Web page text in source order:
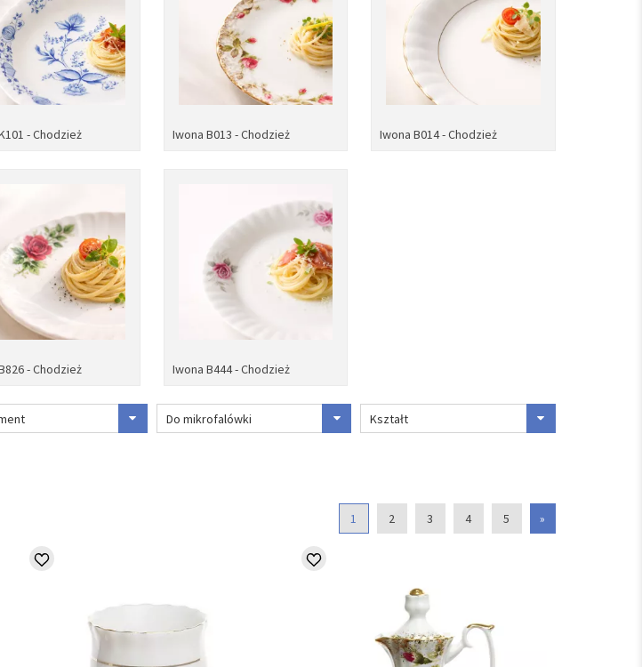
- Chodzież Iwona B013 - Chodzież Iwona B014 - Chodzież
- Chodzież Iwona B444 - Chodzież
Do mikrofalówki Kształt
1 2 3 4 5 »